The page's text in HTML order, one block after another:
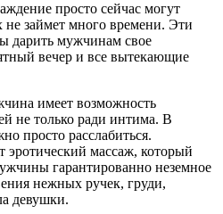
просто сейчас могут
не займет много времени. Эти
дарить мужчинам свое
вечер и все вытекающие
имеет возможность
не только ради интима. В
просто расслабиться.
эротический массаж, который
гарантированно неземное
нежных ручек, груди,
девушки.